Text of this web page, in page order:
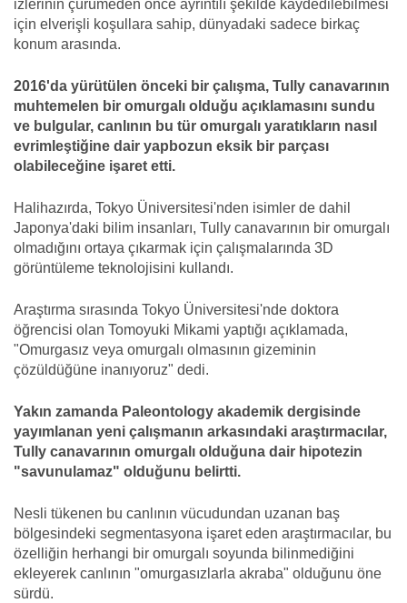
izlerinin çürümeden önce ayrıntılı şekilde kaydedilebilmesi
için elverişli koşullara sahip, dünyadaki sadece birkaç
konum arasında.
2016'da yürütülen önceki bir çalışma, Tully canavarının
muhtemelen bir omurgalı olduğu açıklamasını sundu
ve bulgular, canlının bu tür omurgalı yaratıkların nasıl
evrimleştiğine dair yapbozun eksik bir parçası
olabileceğine işaret etti.
Halihazırda, Tokyo Üniversitesi'nden isimler de dahil
Japonya'daki bilim insanları, Tully canavarının bir omurgalı
olmadığını ortaya çıkarmak için çalışmalarında 3D
görüntüleme teknolojisini kullandı.
Araştırma sırasında Tokyo Üniversitesi'nde doktora
öğrencisi olan Tomoyuki Mikami yaptığı açıklamada,
"Omurgasız veya omurgalı olmasının gizeminin
çözüldüğüne inanıyoruz" dedi.
Yakın zamanda Paleontology akademik dergisinde
yayımlanan yeni çalışmanın arkasındaki araştırmacılar,
Tully canavarının omurgalı olduğuna dair hipotezin
"savunulamaz" olduğunu belirtti.
Nesli tükenen bu canlının vücudundan uzanan baş
bölgesindeki segmentasyona işaret eden araştırmacılar, bu
özelliğin herhangi bir omurgalı soyunda bilinmediğini
ekleyerek canlının "omurgasızlarla akraba" olduğunu öne
sürdü.